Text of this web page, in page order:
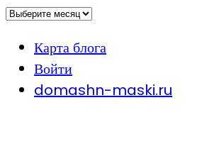
Архивы
Карта блога
Войти
domashn-maski.ru